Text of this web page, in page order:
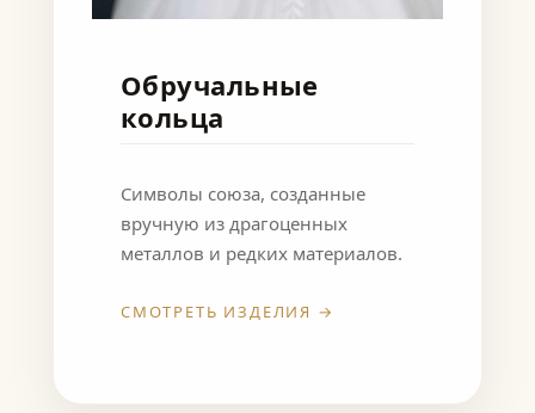
Обручальные
кольца
Символы союза, созданные
вручную из драгоценных
металлов и редких материалов.
СМОТРЕТЬ ИЗДЕЛИЯ →